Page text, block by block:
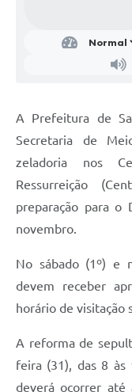
Parcerias com
Conselhos Municipais
Principal
Galeria de Fotos
Legislação
Links
Enquete
A Prefeitura de
Secretaria de
zeladoria nos
Ressurreição
preparação para o
novembro.
No sábado (1º) e
devem receber
horário de visitação
A reforma de
feira (31), das 8 às
deverá ocorrer até